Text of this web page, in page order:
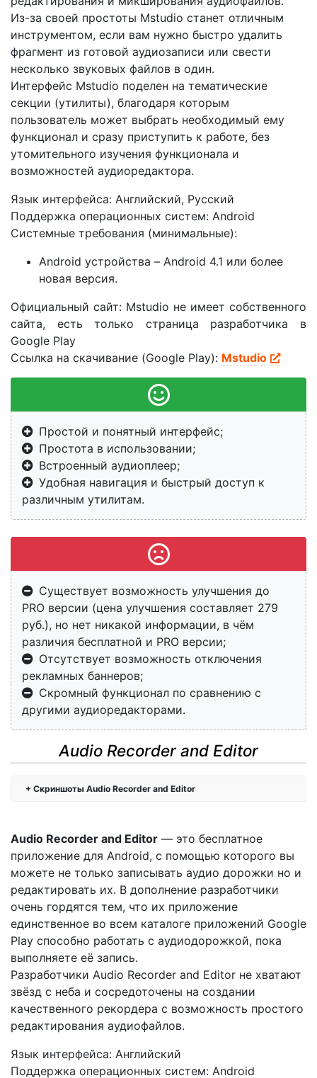
Из-за своей простоты Mstudio станет отличным
инструментом, если вам нужно быстро удалить
фрагмент из готовой аудиозаписи или свести
несколько звуковых файлов в один.
Интерфейс Mstudio поделен на тематические
секции (утилиты), благодаря которым
пользователь может выбрать необходимый ему
функционал и сразу приступить к работе, без
утомительного изучения функционала и
возможностей аудиоредактора.
Язык интерфейса: Английский, Русский
Поддержка операционных систем: Android
Системные требования (минимальные):
Android устройства – Android 4.1 или более
новая версия.
Официальный сайт: Mstudio не имеет собственного
сайта, есть только страница разработчика в
Google Play
Ссылка на скачивание (Google Play): Mstudio
Простой и понятный интерфейс;
Простота в использовании;
Встроенный аудиоплеер;
Удобная навигация и быстрый доступ к
различным утилитам.
Существует возможность улучшения до
PRO версии (цена улучшения составляет 279
руб.), но нет никакой информации, в чём
различия бесплатной и PRO версии;
Отсутствует возможность отключения
рекламных баннеров;
Скромный функционал по сравнению с
другими аудиоредакторами.
Audio Recorder and Editor
Скриншоты Audio Recorder and Editor
Audio Recorder and Editor — это бесплатное
приложение для Android, с помощью которого вы
можете не только записывать аудио дорожки но и
редактировать их. В дополнение разработчики
очень гордятся тем, что их приложение
единственное во всем каталоге приложений Google
Play способно работать с аудиодорожкой, пока
выполняете её запись.
Разработчики Audio Recorder and Editor не хватают
звёзд с неба и сосредоточены на создании
качественного рекордера с возможность простого
редактирования аудиофайлов.
Язык интерфейса: Английский
Поддержка операционных систем: Android